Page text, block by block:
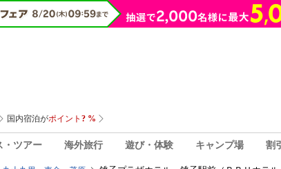
・ツアー 海外旅行 遊び・体験 キャンプ場 割